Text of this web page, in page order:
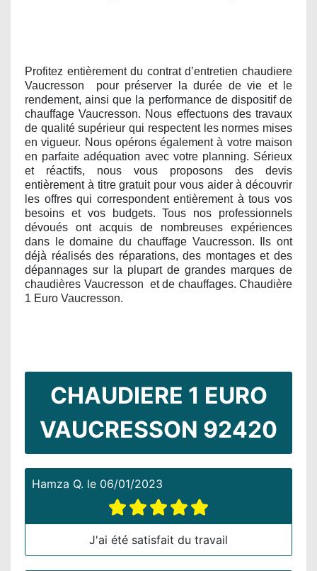
Profitez entièrement du contrat d’entretien chaudiere
Vaucresson
pour préserver la durée de vie et le
rendement, ainsi que la performance de dispositif de
chauffage Vaucresson. Nous effectuons des travaux
de qualité supérieur qui respectent les normes mises
en vigueur. Nous opérons également à votre maison
en parfaite adéquation avec votre planning. Sérieux
et réactifs, nous vous proposons des devis
entièrement à titre gratuit pour vous aider à découvrir
les offres qui correspondent entièrement à tous vos
besoins et vos budgets. Tous nos professionnels
dévoués ont acquis de nombreuses expériences
dans le domaine du chauffage Vaucresson. Ils ont
déjà réalisés des réparations, des montages et des
dépannages sur la plupart de grandes marques de
chaudières Vaucresson et de chauffages. Chaudière
1 Euro Vaucresson.
CHAUDIERE 1 EURO
VAUCRESSON 92420
Hamza Q. le 06/01/2023
J'ai été satisfait du travail